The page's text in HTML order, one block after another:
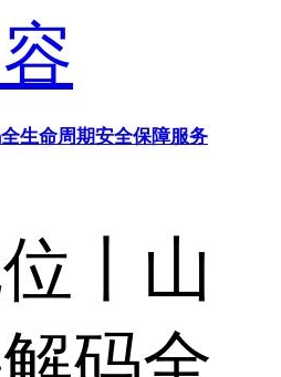
生命周期安全保障服务
丨山